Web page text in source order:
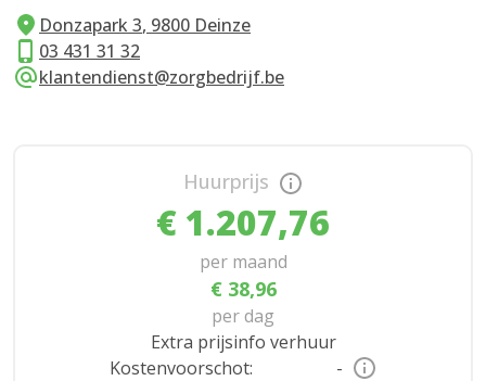
Donzapark3, 9800 Deinze
03 431 31 32
klantendienst@zorgbedrijf.be
Huurprijs
€ 1.207,76
per maand
€ 38,96
per dag
Extra prijsinfo verhuur
Kostenvoorschot:
-